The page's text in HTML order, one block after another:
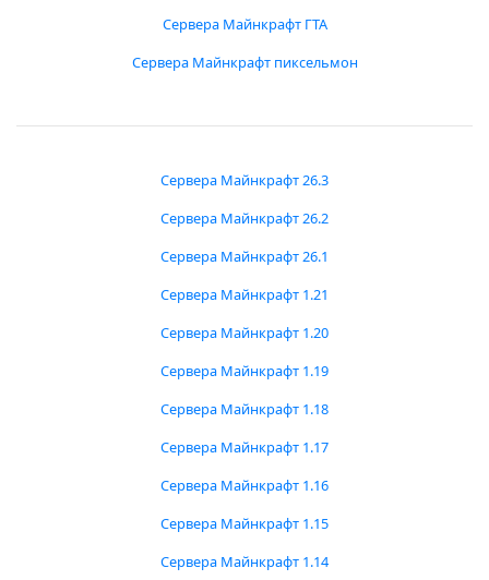
Сервера Майнкрафт ГТА
Сервера Майнкрафт пиксельмон
Сервера Майнкрафт 26.3
Сервера Майнкрафт 26.2
Сервера Майнкрафт 26.1
Сервера Майнкрафт 1.21
Сервера Майнкрафт 1.20
Сервера Майнкрафт 1.19
Сервера Майнкрафт 1.18
Сервера Майнкрафт 1.17
Сервера Майнкрафт 1.16
Сервера Майнкрафт 1.15
Сервера Майнкрафт 1.14